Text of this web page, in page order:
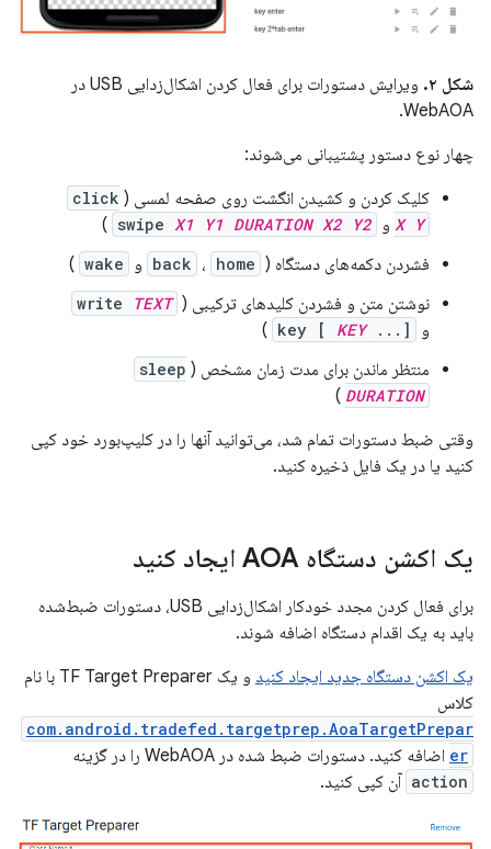
شکل ۲.
ویرایش دستورات برای فعال کردن اشکال‌زدایی USB در
WebAOA.
چهار نوع دستور پشتیبانی می‌شوند:
کلیک کردن و کشیدن انگشت روی صفحه لمسی ( click
X
Y و swipe X1 Y1 DURATION X2 Y2
)
فشردن دکمه‌های دستگاه (
back ، home و wake
)
نوشتن متن و فشردن کلیدهای ترکیبی (
write TEXT
و key [ KEY...]
)
منتظر ماندن برای مدت زمان مشخص ( sleep
DURATION
)
وقتی ضبط دستورات تمام شد، می‌توانید آنها را در کلیپ‌بورد خود کپی
کنید یا در یک فایل ذخیره کنید.
یک اکشن دستگاه AOA ایجاد کنید
برای فعال کردن مجدد خودکار اشکال‌زدایی USB، دستورات ضبط‌شده
باید به یک اقدام دستگاه اضافه شوند.
یک اکشن دستگاه جدید ایجاد کنید
و یک TF Target Preparer با نام
کلاس
com.android.tradefed.targetprep.AoaTargetPrepar
er اضافه کنید. دستورات ضبط شده در WebAOA را در گزینه
action آن کپی کنید.